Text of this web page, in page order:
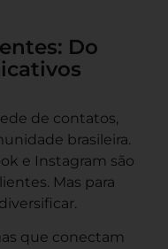
Do
de contatos,
brasileira.
e Instagram são
Mas para
que conectam